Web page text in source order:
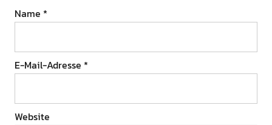
Name *
E-Mail-Adresse *
Website